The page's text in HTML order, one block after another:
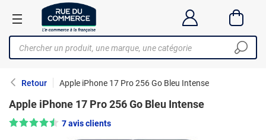
Retour Apple iPhone 17 Pro 256 Go Bleu Intense
Apple iPhone 17 Pro 256 Go Bleu Intense
Note : 4.5/5 — 7 avis clients